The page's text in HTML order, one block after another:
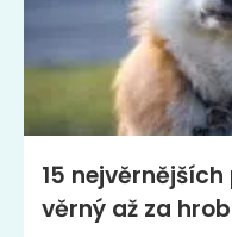
15
věrný až za